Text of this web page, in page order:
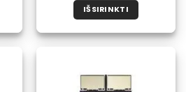
IŠSIRINKTI
produktas
variantus.